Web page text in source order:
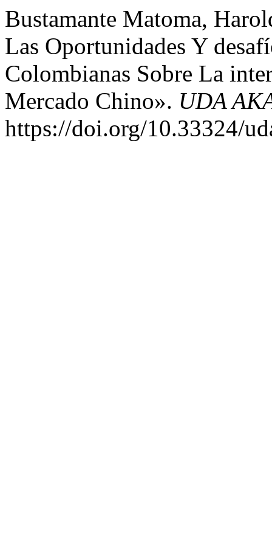
Bustamante Matoma,
Las Oportunidades Y
Colombianas Sobre La
Mercado Chino». UDA
https://doi.org/10.33324/